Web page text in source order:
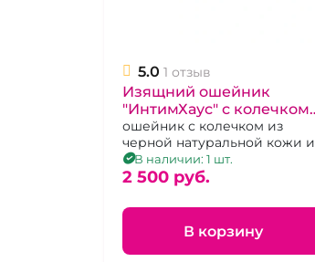
5.0 1 отзыв
Изящний ошейник
"ИнтимХаус" с колечком
под поводок
ошейник с колечком из
черной натуральной кожи и
синей замшей
В наличии: 1 шт.
2 500 pуб.
В корзину